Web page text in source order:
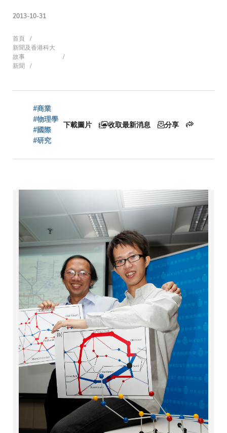
2013-10-31
導
航
連
結
首頁
新聞及香港科大
故事
新聞
#商業
#物理學
#國際
#研究
下載圖片 收取最新消息 分享